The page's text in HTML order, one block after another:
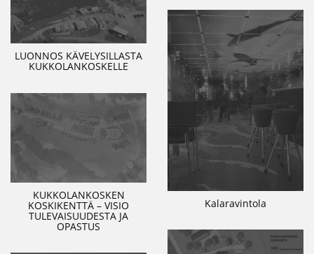
LUONNOS KÄVELYSILLASTA
KUKKOLANKOSKELLE
Kalaravintola
KUKKOLANKOSKEN
KOSKIKENTTÄ – VISIO
TULEVAISUUDESTA JA
OPASTUS